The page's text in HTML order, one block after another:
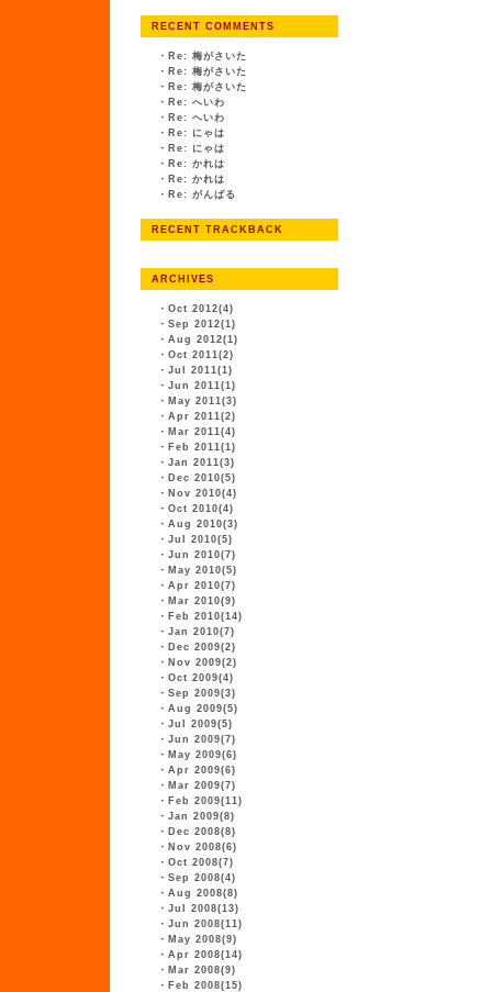
RECENT COMMENTS
・ Re: 梅がさいた
・ Re: 梅がさいた
・ Re: 梅がさいた
・ Re: へいわ
・ Re: へいわ
・ Re: にゃは
・ Re: にゃは
・ Re: かれは
・ Re: かれは
・ Re: がんばる
RECENT TRACKBACK
ARCHIVES
・ Oct 2012(4)
・ Sep 2012(1)
・ Aug 2012(1)
・ Oct 2011(2)
・ Jul 2011(1)
・ Jun 2011(1)
・ May 2011(3)
・ Apr 2011(2)
・ Mar 2011(4)
・ Feb 2011(1)
・ Jan 2011(3)
・ Dec 2010(5)
・ Nov 2010(4)
・ Oct 2010(4)
・ Aug 2010(3)
・ Jul 2010(5)
・ Jun 2010(7)
・ May 2010(5)
・ Apr 2010(7)
・ Mar 2010(9)
・ Feb 2010(14)
・ Jan 2010(7)
・ Dec 2009(2)
・ Nov 2009(2)
・ Oct 2009(4)
・ Sep 2009(3)
・ Aug 2009(5)
・ Jul 2009(5)
・ Jun 2009(7)
・ May 2009(6)
・ Apr 2009(6)
・ Mar 2009(7)
・ Feb 2009(11)
・ Jan 2009(8)
・ Dec 2008(8)
・ Nov 2008(6)
・ Oct 2008(7)
・ Sep 2008(4)
・ Aug 2008(8)
・ Jul 2008(13)
・ Jun 2008(11)
・ May 2008(9)
・ Apr 2008(14)
・ Mar 2008(9)
・ Feb 2008(15)